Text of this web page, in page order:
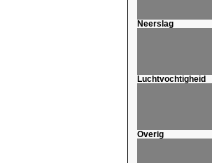
Neerslag
Luchtvochtigheid
Overig